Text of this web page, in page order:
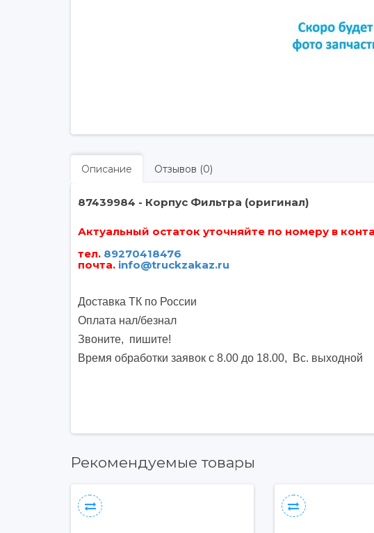
Описание Отзывов (0)
87439984 - Корпус Фильтра (оригинал)
Актуальный остаток уточняйте по номеру в
тел. 89270418476
почта. info@truckzakaz.ru
Доставка ТК по России
Оплата нал/безнал
Звоните, пишите!
Время обработки заявок с 8.00 до 18.00, Вс. выходной
Рекомендуемые товары